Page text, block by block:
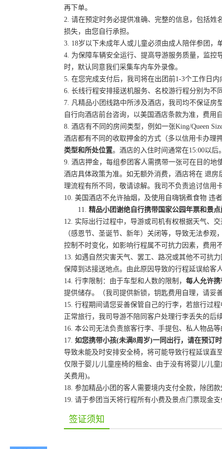
再下单。
2. 请在预定时务必提供准确、完整的信息，包括
损失，由您自行承担。
3. 18岁以下未成年人或儿童必须由成人陪伴参团
4. 为保障车辆安全运行、提高导游服务质量，监
时，默认同意我们采集车内车外录像。
5. 在您完成支付后， 我司将在出团前1-3个工作日
6. 长线行程安排接送机服务、名校游行程分别为不
7. 凡精品小团线路中所涉及酒店，我司均不保证
自行向酒店前台咨询，以美国酒店条款为准，费用
8. 酒店有不同的房间类型，例如一张King/Queen
酒店都有不同的收取押金的方式（多以信用卡办理
类型和所处位置。酒店的入住时间通常在15:00以后
9. 酒店押金， 每组参团客人需携带一张可在目的地
酒店具体政策为准。 如无额外消费，酒店将在 退房
理流程有所不同，敬请谅解。我司不负责追讨信用
10. 美国酒店不允许抽烟，及使用自嗨锅煮食物 违
11. 精品小团谢绝自行携带国家公园年票和景
12. 实际出行过程中，导游或司机有权根据天气、
（感恩节、圣诞节、新年）关闭等，导致无法参
控制不时变化，如影响行程属不可抗力因素，费用
13. 如遇自然灾害天气、罢工、路况或其他不可抗
保障到达接送地点。由此原因导致的行程延误給客
14. 行李限制：由于车型和人数的限制， 每人允许携
提供储存。（我司提供新锁，钥匙费用自理，请妥
15. 行程期间请您妥善保管自己的行李，若旅行过
正常旅行，我司导游不陪同客户处理行李丢失的后
16. 本公司无法负责旅客行李、手提包、私人物品
17. 如您携带小孩(未满8周岁)一同出行，请在预订
导致未能及时安排安全椅，将可能导致行程延误直
仅限于婴儿/儿童座椅的租金、由于没有将婴儿/儿
关费用)。
18. 参加精品小团的客人需要境内支付全款，除团
19. 请于参团当天将行程所有小费及景点门票现金
签证须知